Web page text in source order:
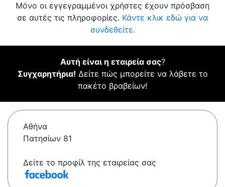
Μόνο οι εγγεγραμμένοι χρήστες έχουν πρόσβαση
σε αυτές τις πληροφορίες. Κάντε κλικ εδώ για να
συνδεθείτε.
Αυτή είναι η εταιρεία σας?
Συγχαρητήρια! Δείτε πώς μπορείτε να λάβετε το
πακέτο βραβείων!
Αθήνα
Πατησίων 81
Δείτε το προφίλ της εταιρείας σας